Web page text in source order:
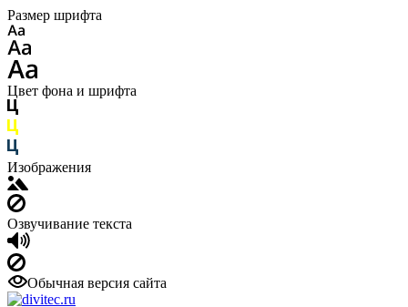
Размер шрифта
Цвет фона и шрифта
Изображения
Озвучивание текста
Обычная версия сайта